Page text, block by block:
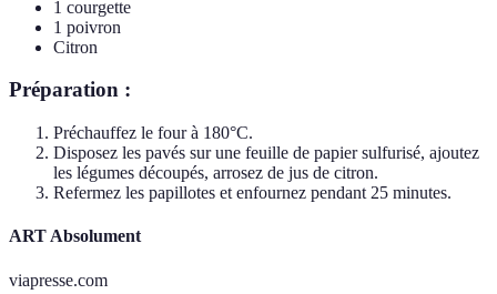
1 courgette
1 poivron
Citron
Préparation :
Préchauffez le four à 180°C.
Disposez les pavés sur une feuille de papier sulfurisé, ajoutez
les légumes découpés, arrosez de jus de citron.
Refermez les papillotes et enfournez pendant 25 minutes.
ART Absolument
viapresse.com